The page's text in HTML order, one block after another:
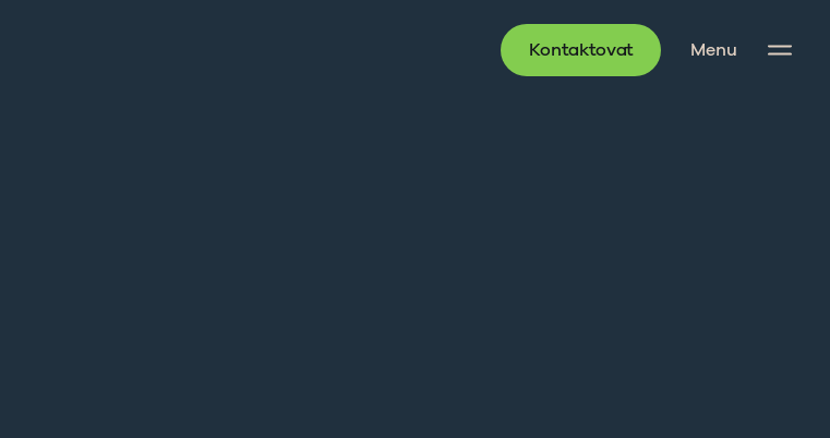
Kontaktovat